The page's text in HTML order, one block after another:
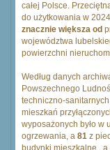
całej Polsce.
do użytkowania w
znacznie większa od
województwa
powierzchni
Według danych
Powszechnego
techniczno-
mieszkań
wyposażonych było w
ogrzewania, a 81 z
budynki mieszkalne , a